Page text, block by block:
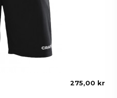
275,00 kr